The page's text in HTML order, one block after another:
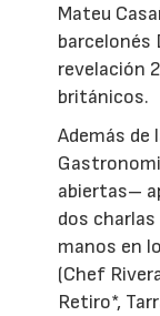
Mateu
barcelonés
revelación
británicos.
Además de
abiertas–
dos
manos en
(Chef
Retiro*,